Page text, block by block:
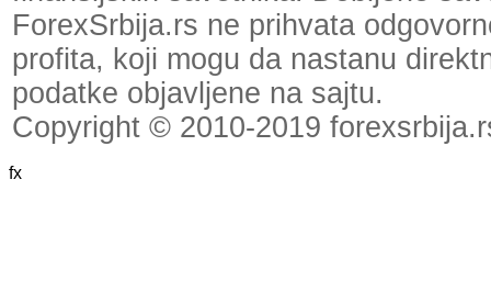
ForexSrbija.rs ne prihvata
profita, koji mogu da nastanu
podatke objavljene na sajtu.
Copyright © 2010-2019
fx